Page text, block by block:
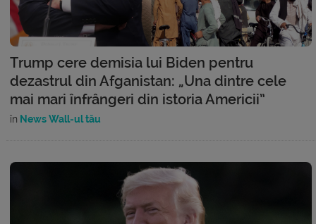
Trump cere demisia lui Biden pentru
dezastrul din Afganistan: „Una dintre cele
mai mari înfrângeri din istoria Americii”
în News Wall-ul tău